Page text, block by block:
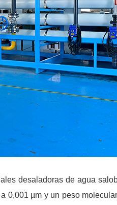
desaladoras de agua
0,001 µm y un peso